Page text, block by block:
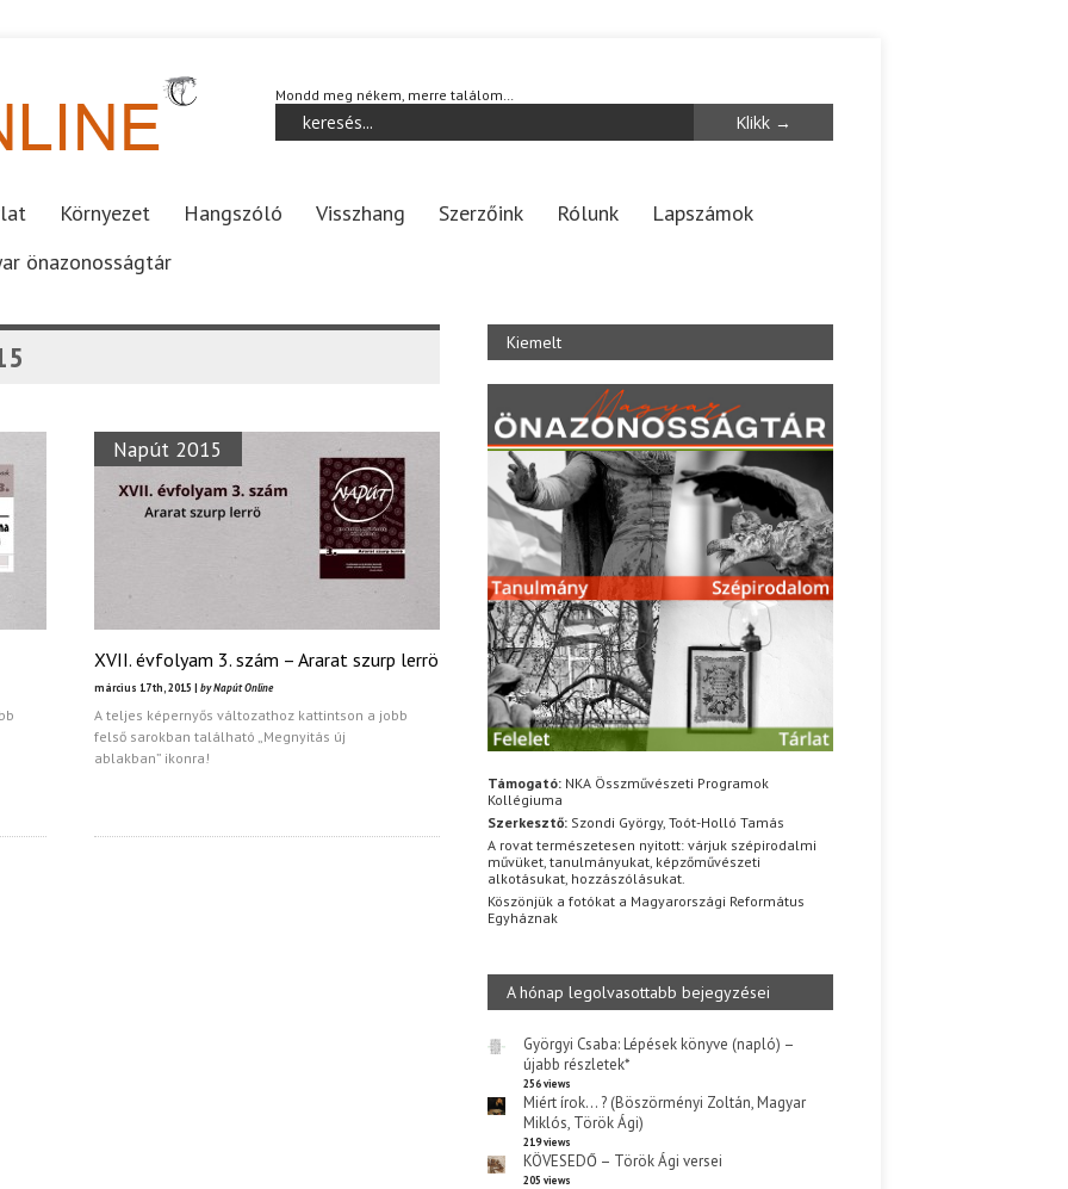
Mondd meg nékem, merre találom…
Környezet Hangszóló Visszhang Szerzőink Rólunk
Lapszámok
önazonosságtár
Napút 2015
XVII. évfolyam 3. szám – Ararat szurp lerrö
március 17th, 2015 | by Napút Online
A teljes képernyős változathoz kattintson a jobb
felső sarokban található „Megnyitás új
ablakban” ikonra!
Kiemelt
Támogató: NKA Összművészeti Programok
Kollégiuma
Szerkesztő: Szondi György, Toót-Holló Tamás
A rovat természetesen nyitott: várjuk szépirodalmi
művüket, tanulmányukat, képzőművészeti
alkotásukat, hozzászólásukat.
Köszönjük a fotókat a Magyarországi Református
Egyháznak
A hónap legolvasottabb bejegyzései
Györgyi Csaba: Lépések könyve (napló) –
újabb részletek*
256 views
Miért írok… ? (Böszörményi Zoltán, Magyar
Miklós, Török Ági)
219 views
KÖVESEDŐ – Török Ági versei
205 views